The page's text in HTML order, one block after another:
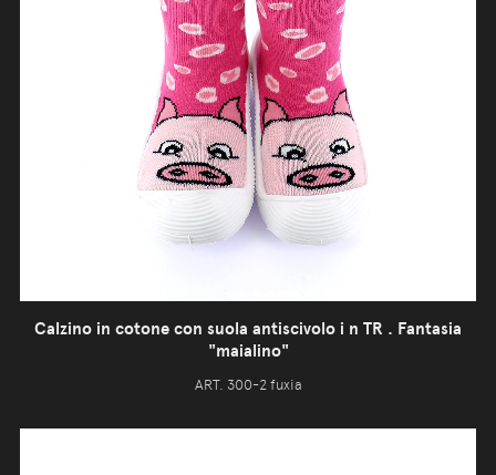
Calzino in cotone con suola antiscivolo i n TR . Fantasia
"maialino"
ART. 300-2 fuxia